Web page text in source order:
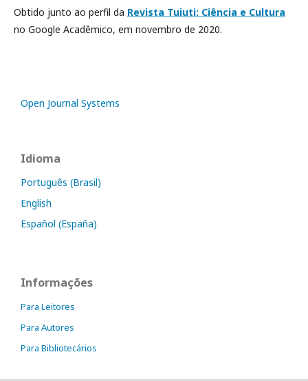
Obtido junto ao perfil da Revista Tuiuti: Ciência e Cultura
no Google Acadêmico, em novembro de 2020.
Open Journal Systems
Idioma
Português (Brasil)
English
Español (España)
Informações
Para Leitores
Para Autores
Para Bibliotecários